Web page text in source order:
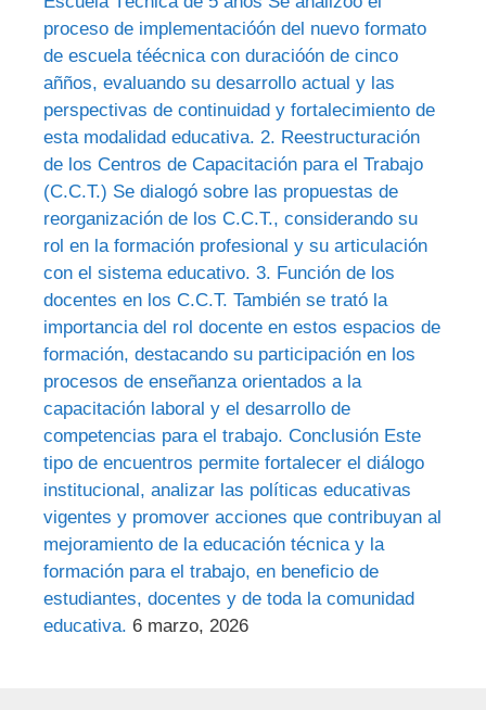
proceso de implementacióón del nuevo formato
de escuela téécnica con duracióón de cinco
añños, evaluando su desarrollo actual y las
perspectivas de continuidad y fortalecimiento de
esta modalidad educativa. 2. Reestructuración
de los Centros de Capacitación para el Trabajo
(C.C.T.) Se dialogó sobre las propuestas de
reorganización de los C.C.T., considerando su
rol en la formación profesional y su articulación
con el sistema educativo. 3. Función de los
docentes en los C.C.T. También se trató la
importancia del rol docente en estos espacios de
formación, destacando su participación en los
procesos de enseñanza orientados a la
capacitación laboral y el desarrollo de
competencias para el trabajo. Conclusión Este
tipo de encuentros permite fortalecer el diálogo
institucional, analizar las políticas educativas
vigentes y promover acciones que contribuyan al
mejoramiento de la educación técnica y la
formación para el trabajo, en beneficio de
estudiantes, docentes y de toda la comunidad
educativa. 6 marzo, 2026